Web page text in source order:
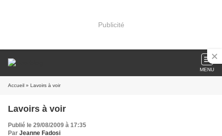
Publicité
MENU
Accueil » Lavoirs à voir
Lavoirs à voir
Publié le 29/08/2009 à 17:35
Par Jeanne Fadosi